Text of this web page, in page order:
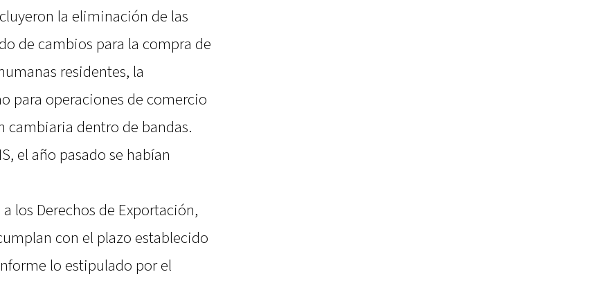
la eliminación de las
de cambios para la compra de
residentes, la
para operaciones de comercio
cambiaria dentro de bandas.
el año pasado se habían
los Derechos de Exportación,
con el plazo establecido
lo estipulado por el